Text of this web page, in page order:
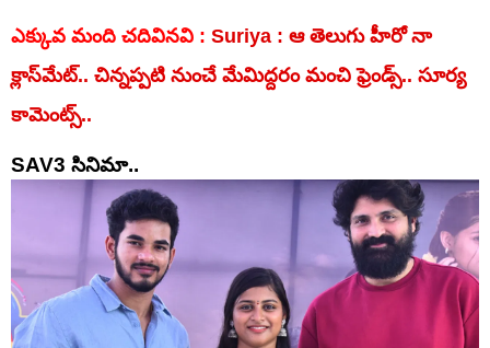
ఎక్కువ మంది చదివినవి : Suriya : ఆ తెలుగు హీరో నా
క్లాస్‌మేట్.. చిన్నప్పటి నుంచే మేమిద్దరం మంచి ఫ్రెండ్స్.. సూర్య
కామెంట్స్..
SAV3 సినిమా..